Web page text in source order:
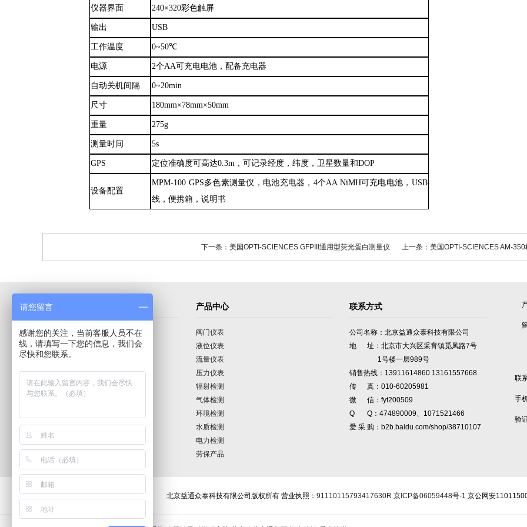
仪器界面 240×320彩色触屏
输出 USB
工作温度 0~50℃
电源 2个AA可充电电池，配备充电器
自动关机间隔 0~20min
尺寸 180mm×78mm×50mm
重量 275g
测量时间 5s
GPS 定位准确度可高达0.3m，可记录经度，纬度，卫星数量和DOP
设备配置
MPM-100 GPS多色素测量仪，电池充电器，4个AA NiMH可充电电池，USB
线，便携箱，说明书
下一条：美国OPTI-SCIENCES GFPIII通用型荧光蛋白测量仪 上一条：美国OPTI-SCIENCES AM-
导航菜单
首页
公司介绍
产品展示
技术园地
行业动态
联系我们
产品中心
阀门仪表
液位仪表
流量仪表
压力仪表
辐射检测
气体检测
环境检测
水质检测
电力检测
劳保产品
联系方式
公司名称：北京益通众泰科技有限公司
地 址：北京市大兴区采育镇觅凤路7号
1号楼一层989号
销售热线：13911614860 13161557668
传 真：010-60205981
微 信：fyt200509
Q Q：474890009、1071521466
爱 采 购：b2b.baidu.com/shop/38710107
联
手
验
北京益通众泰科技有限公司版权所有 营业执照： 91110115793417630R 京ICP备06059448号-1 京公网安
请您留言
感谢您的关注，当前客服人员不在
线，请填写一下您的信息，我们会
尽快和您联系。